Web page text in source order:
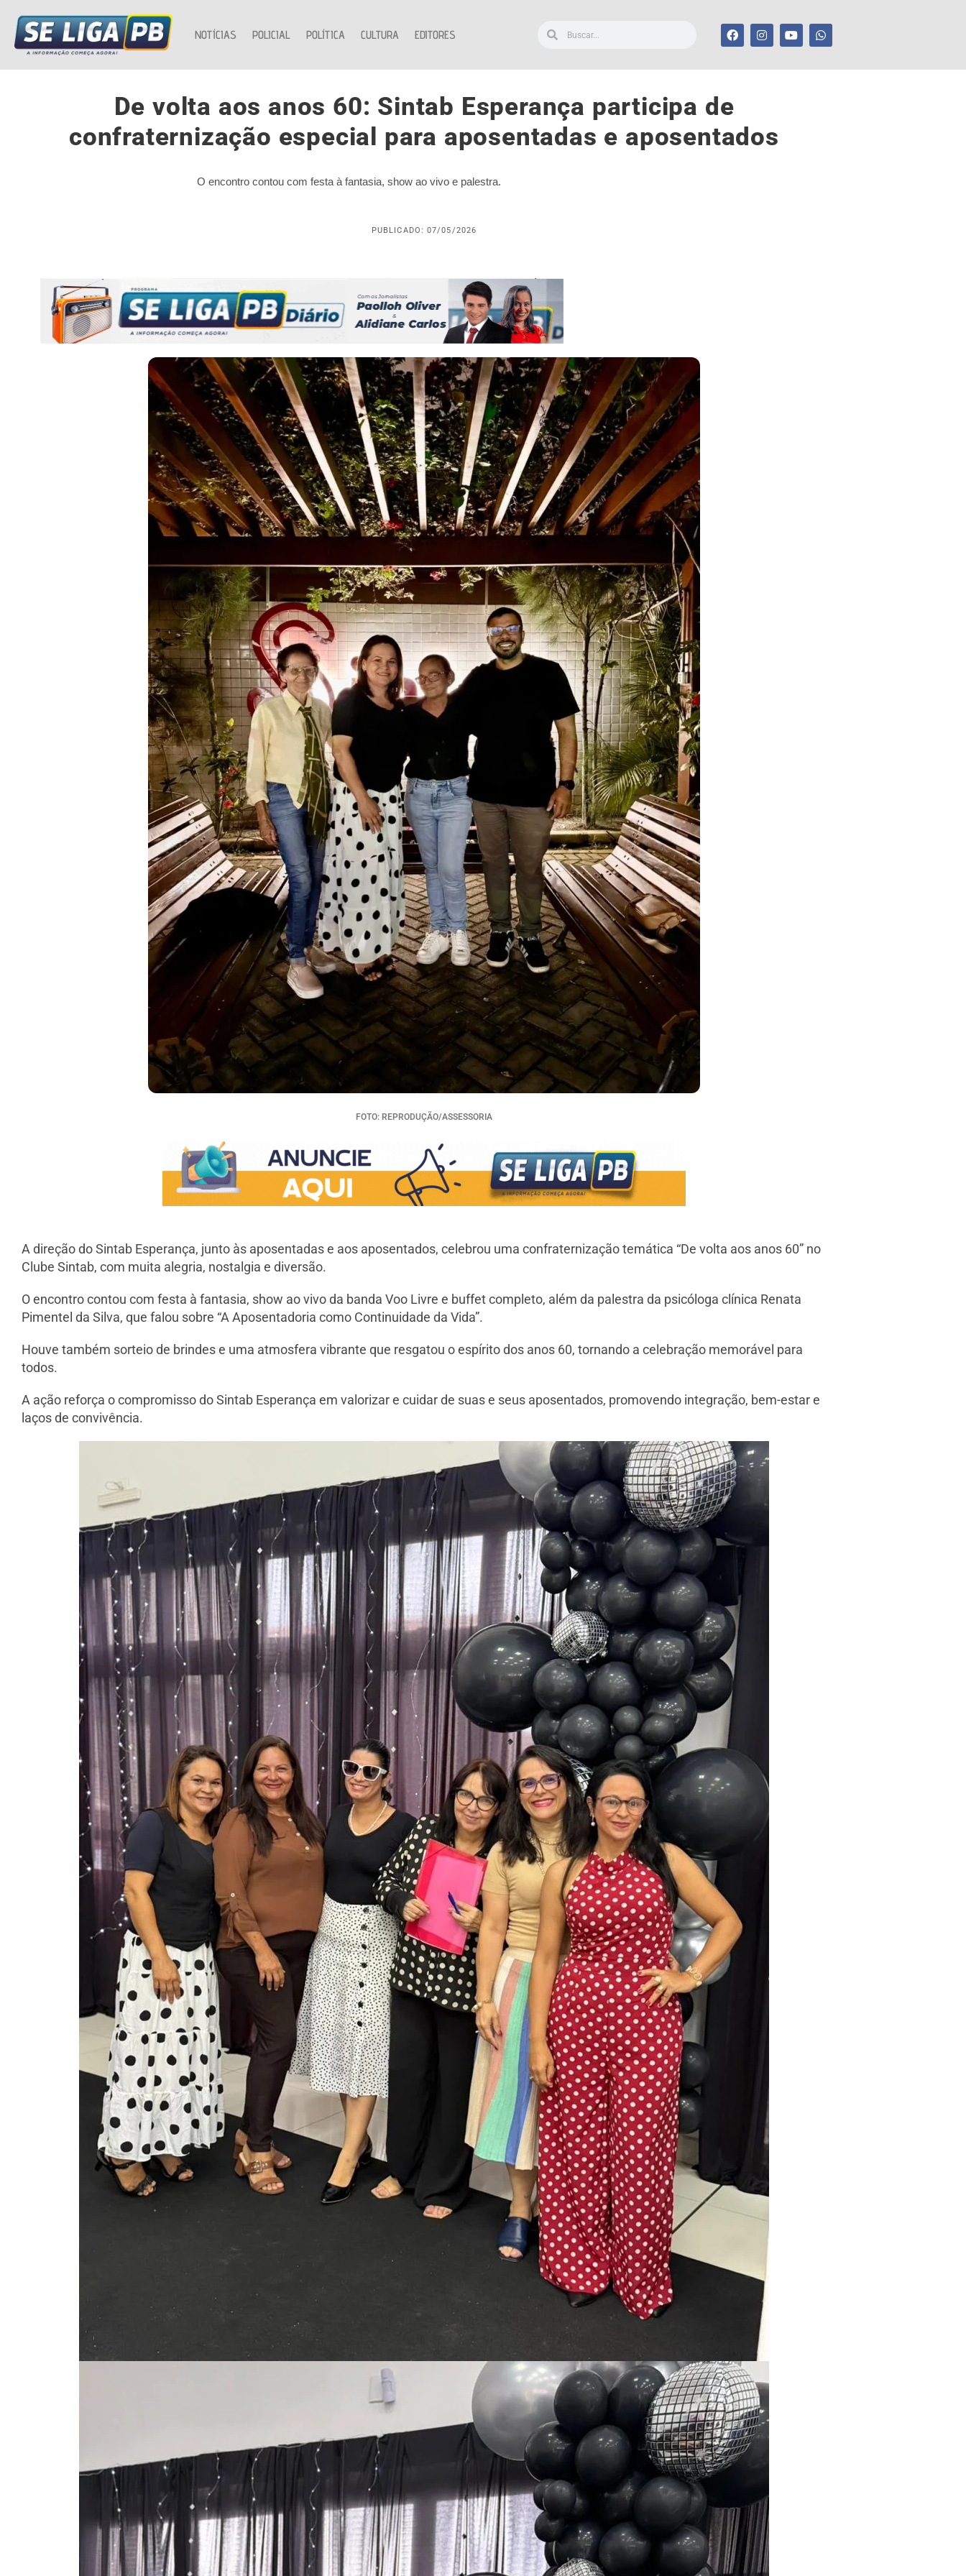
NOTÍCIAS POLICIAL POLÍTICA CULTURA EDITORES
De volta aos anos 60: Sintab Esperança participa de
confraternização especial para aposentadas e aposentados
O encontro contou com festa à fantasia, show ao vivo e palestra.
PUBLICADO: 07/05/2026
FOTO: REPRODUÇÃO/ASSESSORIA
A direção do Sintab Esperança, junto às aposentadas e aos aposentados, celebrou uma confraternização temática “De volta aos anos 60” no
Clube Sintab, com muita alegria, nostalgia e diversão.
O encontro contou com festa à fantasia, show ao vivo da banda Voo Livre e buffet completo, além da palestra da psicóloga clínica Renata
Pimentel da Silva, que falou sobre “A Aposentadoria como Continuidade da Vida”.
Houve também sorteio de brindes e uma atmosfera vibrante que resgatou o espírito dos anos 60, tornando a celebração memorável para
todos.
A ação reforça o compromisso do Sintab Esperança em valorizar e cuidar de suas e seus aposentados, promovendo integração, bem-estar e
laços de convivência.